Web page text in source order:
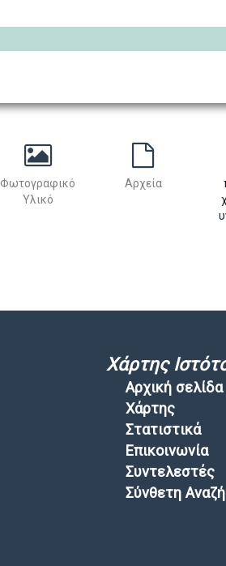
Φωτογραφικό
Υλικό
Αρχεία
Χάρτης
Αρχική σελίδα
Χάρτης
Στατιστικά
Επικοινωνία
Συντελεστές
Σύνθετη